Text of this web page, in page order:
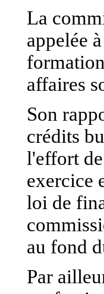
La
appelée
affaires
Son
crédits
l'effort
exercice
loi de
au fond
Par